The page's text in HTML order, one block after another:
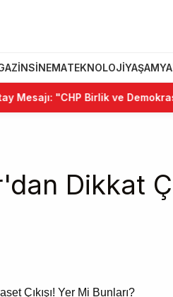
SINEMATEKNOLOJIYAŞAM
"CHP Birlik ve Demokrasi
Dikkat